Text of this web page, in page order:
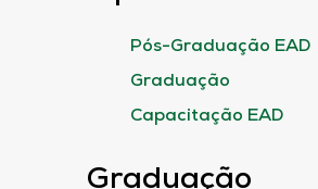
Pós-Graduação EAD
Graduação
Capacitação EAD
Graduação